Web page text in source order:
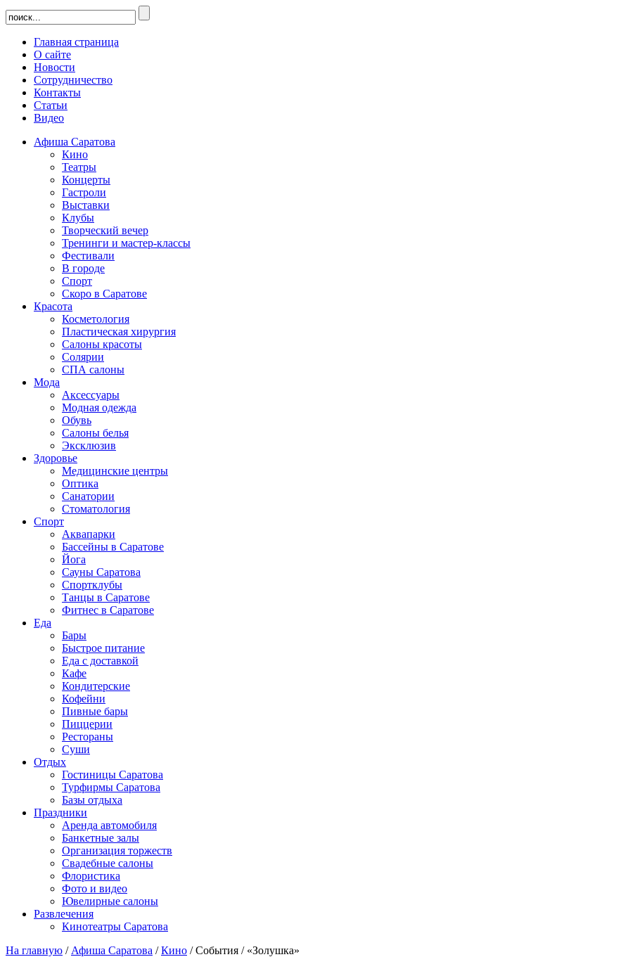
Главная страница
О сайте
Новости
Сотрудничество
Контакты
Статьи
Видео
Афиша Саратова
Кино
Театры
Концерты
Гастроли
Выставки
Клубы
Творческий вечер
Тренинги и мастер-классы
Фестивали
В городе
Спорт
Скоро в Саратове
Красота
Косметология
Пластическая хирургия
Салоны красоты
Солярии
СПА салоны
Мода
Аксессуары
Модная одежда
Обувь
Салоны белья
Эксклюзив
Здоровье
Медицинские центры
Оптика
Санатории
Стоматология
Спорт
Аквапарки
Бассейны в Саратове
Йога
Сауны Саратова
Спортклубы
Танцы в Саратове
Фитнес в Саратове
Еда
Бары
Быстрое питание
Еда с доставкой
Кафе
Кондитерские
Кофейни
Пивные бары
Пиццерии
Рестораны
Суши
Отдых
Гостиницы Саратова
Турфирмы Саратова
Базы отдыха
Праздники
Аренда автомобиля
Банкетные залы
Организация торжеств
Свадебные салоны
Флористика
Фото и видео
Ювелирные салоны
Развлечения
Кинотеатры Саратова
На главную / Афиша Саратова /Кино /События / «Золушка»